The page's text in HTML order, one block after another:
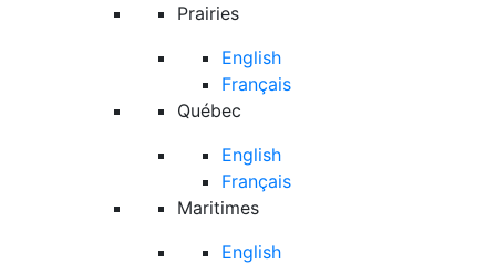
Prairies
English
Français
Québec
English
Français
Maritimes
English